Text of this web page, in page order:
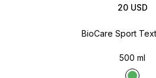
20 USD
BioCare Sport
500 ml